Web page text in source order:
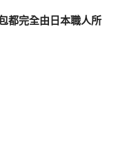
都完全由日本職人所